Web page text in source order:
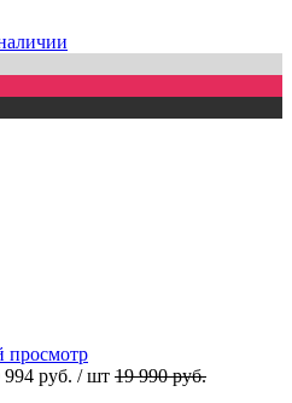
просмотр
994 руб. / шт 19 990 руб.